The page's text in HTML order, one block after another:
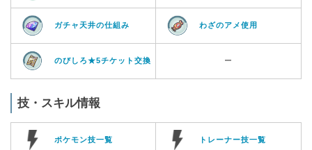
ガチャ天井の仕組み わざのアメ使用
のびしろ★5チケット交換 ー
技・スキル情報
ポケモン技一覧 トレーナー技一覧